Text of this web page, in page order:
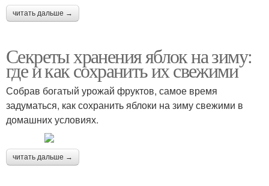
читать дальше →
Секреты хранения яблок на зиму:
где и как сохранить их свежими
Собрав богатый урожай фруктов, самое время
задуматься, как сохранить яблоки на зиму свежими в
домашних условиях.
читать дальше →